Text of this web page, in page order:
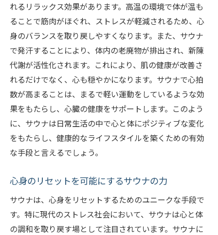
サウナとヨガを活用した健康促進のヒント
日常から解放されるサウナヨガリトリートの魅
力
サウナヨガリトリートでの非日常体験
心と体の解放を感じる瞬間
リトリートがもたらす心のリフレッシュ
日常からの解放を促すサウナとヨガ
心身のリフレッシュを目指すサウナヨガ
サウナヨガリトリートで得られる新しい視
点
る
内なる平和を育むサウナの効果
ヨガがもたらす心の平穏
れるリラックス効果があります。高温の環境で体が温も
ることで筋肉がほぐれ、ストレスが軽減されるため、心
身のバランスを取り戻しやすくなります。また、サウナ
で発汗することにより、体内の老廃物が排出され、新陳
代謝が活性化されます。これにより、肌の健康が改善さ
れるだけでなく、心も穏やかになります。サウナで心拍
数が高まることは、まるで軽い運動をしているような効
果をもたらし、心臓の健康をサポートします。このよう
に、サウナは日常生活の中で心と体にポジティブな変化
をもたらし、健康的なライフスタイルを築くための有効
な手段と言えるでしょう。
心身のリセットを可能にするサウナの力
サウナは、心身をリセットするためのユニークな手段で
す。特に現代のストレス社会において、サウナは心と体
の調和を取り戻す場として注目されています。サウナに